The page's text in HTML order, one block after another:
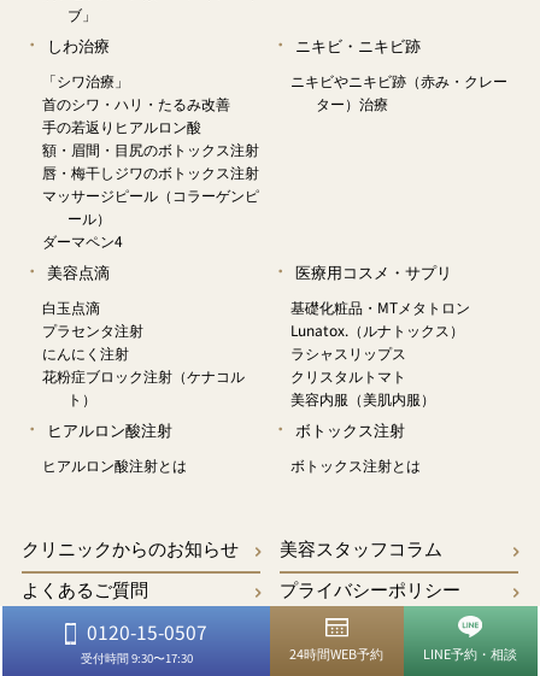
ブ」
しわ治療
「シワ治療」
首のシワ・ハリ・たるみ改善
手の若返りヒアルロン酸
額・眉間・目尻のボトックス注射
唇・梅干しジワのボトックス注射
マッサージピール（コラーゲンピ
ール）
ダーマペン4
ニキビ・ニキビ跡
ニキビやニキビ跡（赤み・クレー
ター）治療
美容点滴
白玉点滴
プラセンタ注射
にんにく注射
花粉症ブロック注射（ケナコル
ト）
医療用コスメ・サプリ
基礎化粧品・MTメタトロン
Lunatox.（ルナトックス）
ラシャスリップス
クリスタルトマト
美容内服（美肌内服）
ヒアルロン酸注射
ヒアルロン酸注射とは
ボトックス注射
ボトックス注射とは
クリニックからのお知らせ
美容スタッフコラム
よくあるご質問
プライバシーポリシー
キャンペーン・モニター募集
アクセスガイド
0120-15-0507
受付時間 9:30〜17:30 24時間WEB予約 LINE予約・相談